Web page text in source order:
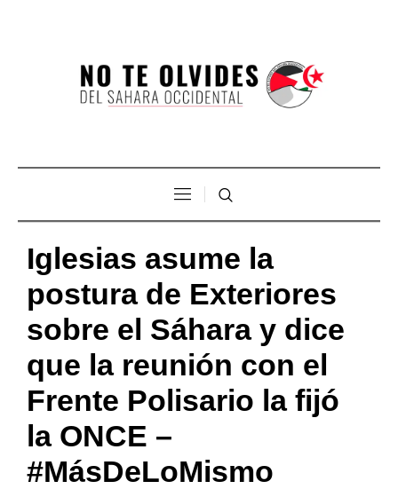
Iglesias asume la
postura de Exteriores
sobre el Sáhara y dice
que la reunión con el
Frente Polisario la fijó
la ONCE –
#MásDeLoMismo